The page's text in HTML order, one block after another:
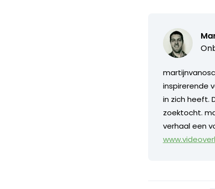
inspirerende
in zich heeft.
zoektocht.
verhaal een